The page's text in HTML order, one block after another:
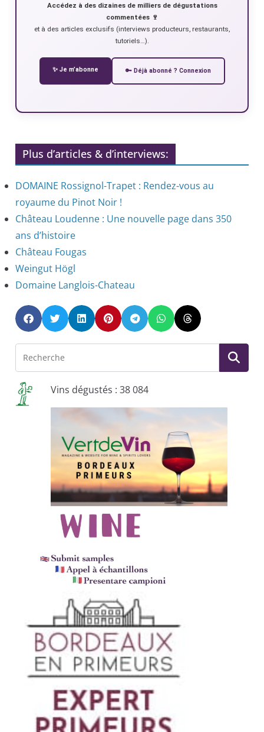
Accédez à des dizaines de milliers de dégustations
commentées 🍷
et à des articles exclusifs (interviews producteurs, restaurants,
tutoriels…).
✨ Je m’abonne 🔑 Déjà abonné ? Connexion
Plus d’articles & d’interviews:
DOMAINE Rossignol-Trapet : Rendez-vous au
royaume du Pinot Noir !
Château Loudenne : Une nouvelle page dans 350
ans d’histoire
Château Fougas
Weingut Högl
Domaine Langlois-Chateau
Vins dégustés : 38 084